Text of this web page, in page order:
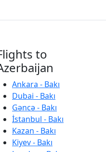
to
Ankara - Bakı
Dubai - Bakı
Gəncə - Bakı
İstanbul - Bakı
Kazan - Bakı
Kiyev - Bakı